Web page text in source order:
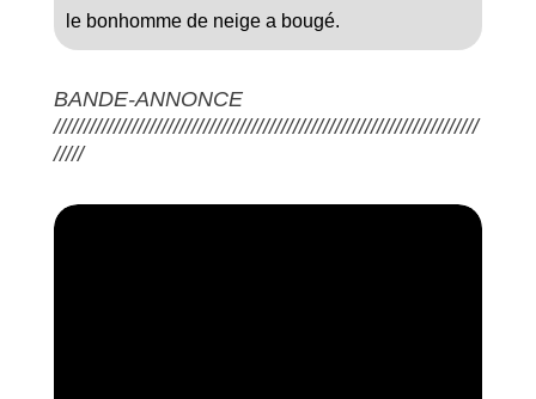
le bonhomme de neige a bougé.
BANDE-ANNONCE
///////////////////////////////////////////////////////////////////////
/////